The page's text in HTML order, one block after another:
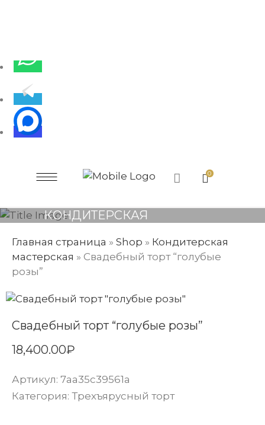
0
КОНДИТЕРСКАЯ
Главная страница » Shop » Кондитерская
мастерская » Свадебный торт “голубые
розы”
Свадебный торт “голубые розы”
18,400.00₽
Артикул: 7aa35c39561a
Категория: Трехъярусный торт